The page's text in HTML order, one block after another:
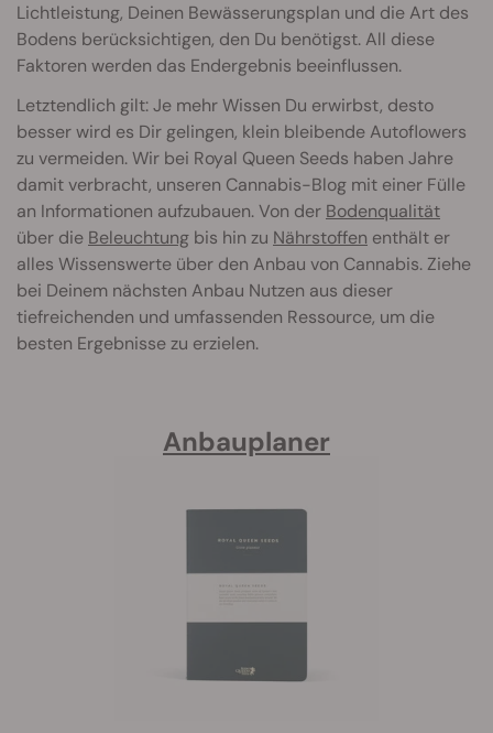
Lichtleistung, Deinen Bewässerungsplan und die Art des
Bodens berücksichtigen, den Du benötigst. All diese
Faktoren werden das Endergebnis beeinflussen.
Letztendlich gilt: Je mehr Wissen Du erwirbst, desto
besser wird es Dir gelingen, klein bleibende Autoflowers
zu vermeiden. Wir bei Royal Queen Seeds haben Jahre
damit verbracht, unseren Cannabis-Blog mit einer Fülle
an Informationen aufzubauen. Von der Bodenqualität
über die Beleuchtung bis hin zu Nährstoffen enthält er
alles Wissenswerte über den Anbau von Cannabis. Ziehe
bei Deinem nächsten Anbau Nutzen aus dieser
tiefreichenden und umfassenden Ressource, um die
besten Ergebnisse zu erzielen.
Anbauplaner